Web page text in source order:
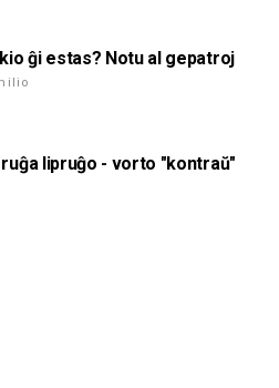
ĝi estas? Notu al gepatroj
lipruĝo - vorto "kontraŭ"